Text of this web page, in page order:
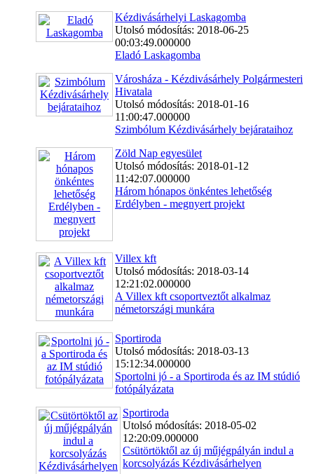
Kézdivásárhelyi Laskagomba
Utolsó módosítás: 2018-06-25
00:03:49.000000
Eladó Laskagomba
Városháza - Kézdivásárhely Polgármesteri
Hivatala
Utolsó módosítás: 2018-01-16
11:00:47.000000
Szimbólum Kézdivásárhely bejárataihoz
Zöld Nap egyesület
Utolsó módosítás: 2018-01-12
11:42:07.000000
Három hónapos önkéntes lehetőség
Erdélyben - megnyert projekt
Villex kft
Utolsó módosítás: 2018-03-14
12:21:02.000000
A Villex kft csoportveztőt alkalmaz
németországi munkára
Sportiroda
Utolsó módosítás: 2018-03-13
15:12:34.000000
Sportolni jó - a Sportiroda és az IM stúdió
fotópályázata
Sportiroda
Utolsó módosítás: 2018-05-02
12:20:09.000000
Csütörtöktől az új műjégpályán indul a
korcsolyázás Kézdivásárhelyen